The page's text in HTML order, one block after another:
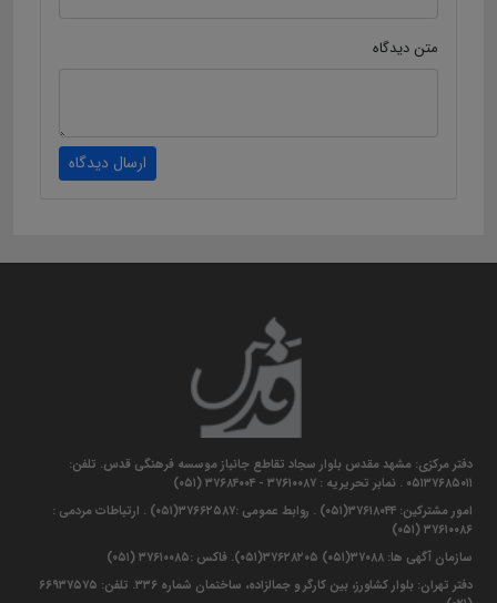
متن دیدگاه
ارسال دیدگاه
دفتر مرکزی: مشهد مقدس بلوار سجاد تقاطع جانباز موسسه فرهنگی قدس. تلفن:
۰۵۱۳۷۶۸۵۰۱۱ . نمابر تحریریه : ۳۷۶۱۰۰۸۷ - ۳۷۶۸۴۰۰۴ (۰۵۱)
امور مشترکین: ۳۷۶۱۸۰۴۴(۰۵۱) . روابط عمومی :۳۷۶۶۲۵۸۷(۰۵۱) . ارتباطات مردمی :
۳۷۶۱۰۰۸۶ (۰۵۱)
سازمان آگهی ها: ۳۷۰۸۸(۰۵۱) ۳۷۶۲۸۲۰۵(۰۵۱). فاکس :۳۷۶۱۰۰۸۵ (۰۵۱)
دفتر تهران: بلوار کشاورز، بین کارگر و جمالزاده، ساختمان شماره ۳۳۶. تلفن: ۶۶۹۳۷۵۷۵